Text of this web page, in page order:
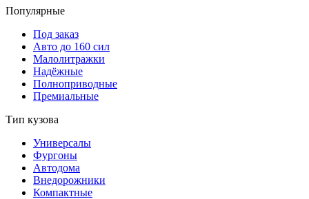
Популярные
Под заказ
Авто до 160 сил
Малолитражки
Надёжные
Полноприводные
Премиальные
Тип кузова
Универсалы
Фургоны
Автодома
Внедорожники
Компактные